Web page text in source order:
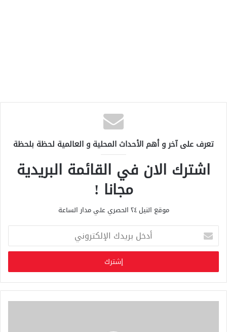
تعرف على آخر و أهم الأحداث المحلية و العالمية لحظة بلحظة
اشترك الان في القائمة البريدية
مجانا !
موقع النيل ٢٤ الحصري علي مدار الساعة
خ
ب
ر
ي